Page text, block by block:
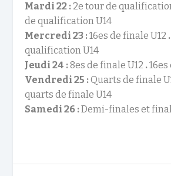
Mardi 22 : 2e tour de
de qualification U14
Mercredi 23 :16es de finale U12 .
qualification U14
Jeudi 24 :8es de finale U12 .
Vendredi 25 :Quarts de finale
quarts de finale U14
Samedi 26 :Demi-finales et